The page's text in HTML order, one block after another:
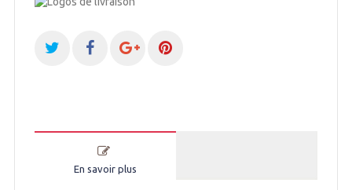
En savoir plus